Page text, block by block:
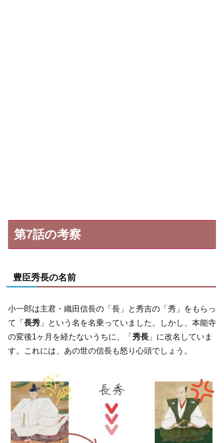
第7話の考察
豊臣秀長の名前
小一郎は主君・織田信長の「長」と秀吉の「秀」をもらっ
て「 長秀 」という名を名乗っていました。しかし、本能寺
の変後1ヶ月を経たないうちに、「 秀長 」に改名していま
す。これには、あの世の信長も怒り心頭でしょう。